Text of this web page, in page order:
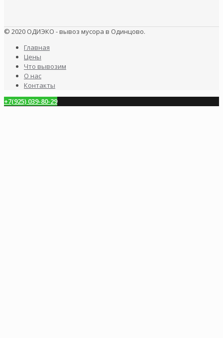
© 2020 ОДИЭКО - вывоз мусора в Одинцово.
Главная
Цены
Что вывозим
О нас
Контакты
+7(925) 039-80-29